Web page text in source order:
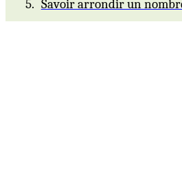
5. Savoir arrondir un